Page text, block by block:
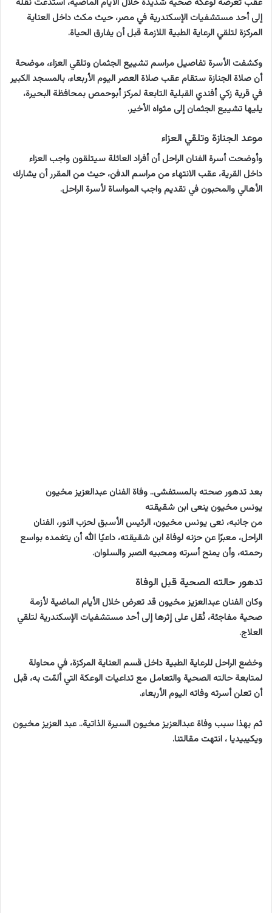
عقب تعرضه لوعكة صحية شديدة خلال الأيام الماضية، استدعت نقله
إلى أحد مستشفيات الإسكندرية في مصر، حيث مكث داخل العناية
المركزة لتلقي الرعاية الطبية اللازمة قبل أن يفارق الحياة.
وكشفت الأسرة تفاصيل مراسم تشييع الجثمان وتلقي العزاء، موضحة
أن صلاة الجنازة ستقام عقب صلاة العصر اليوم الأربعاء، بالمسجد الكبير
في قرية زكي أفندي القبلية التابعة لمركز أبوحمص بمحافظة البحيرة،
يليها تشييع الجثمان إلى مثواه الأخير.
موعد الجنازة وتلقي العزاء
وأوضحت أسرة الفنان الراحل أن أفراد العائلة سيتلقون واجب العزاء
داخل القرية، عقب الانتهاء من مراسم الدفن، حيث من المقرر أن يشارك
الأهالي والمحبون في تقديم واجب المواساة لأسرة الراحل.
بعد تدهور صحته بالمستفشى.. وفاة الفنان عبدالعزيز مخيون
يونس مخيون ينعى ابن شقيقته
من جانبه، نعى يونس مخيون، الرئيس الأسبق لحزب النور، الفنان
الراحل، معبرًا عن حزنه لوفاة ابن شقيقته، داعيًا الله أن يتغمده بواسع
رحمته، وأن يمنح أسرته ومحبيه الصبر والسلوان.
تدهور حالته الصحية قبل الوفاة
وكان الفنان عبدالعزيز مخيون قد تعرض خلال الأيام الماضية لأزمة
صحية مفاجئة، نُقل على إثرها إلى أحد مستشفيات الإسكندرية لتلقي
العلاج.
وخضع الراحل للرعاية الطبية داخل قسم العناية المركزة، في محاولة
لمتابعة حالته الصحية والتعامل مع تداعيات الوعكة التي ألمّت به، قبل
أن تعلن أسرته وفاته اليوم الأربعاء.
ثم بهذا سبب وفاة عبدالعزيز مخيون السيرة الذاتية.. عبد العزيز مخيون
ويكيبيديا ، انتهت مقالتنا.